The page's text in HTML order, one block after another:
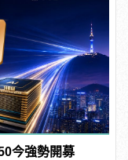
今強勢開募